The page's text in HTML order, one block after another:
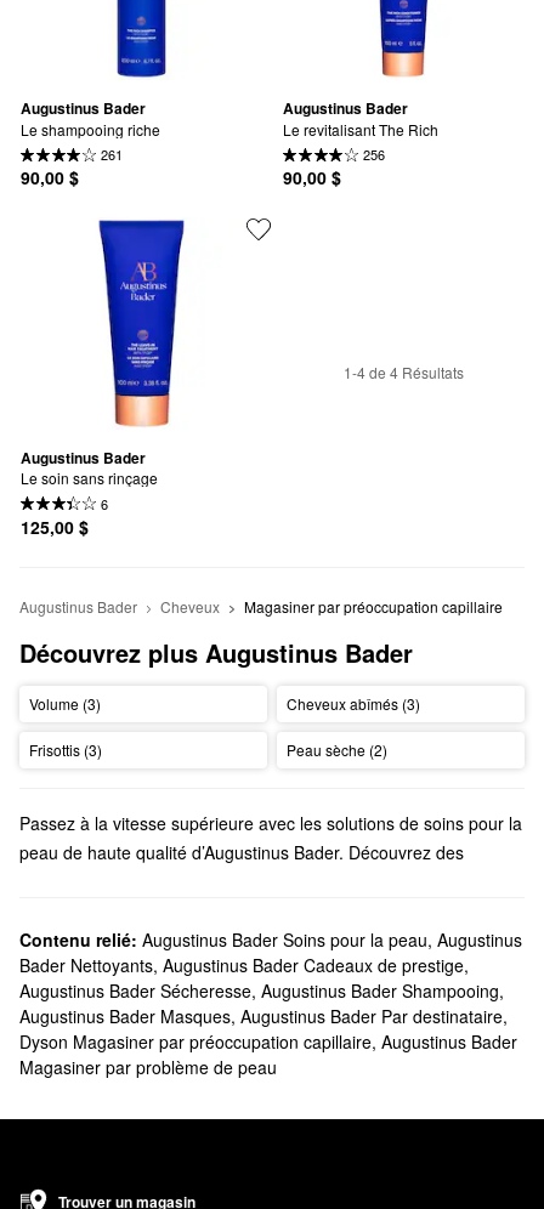
Augustinus Bader
Le shampooing riche
261
90,00 $
Augustinus Bader
Le revitalisant The Rich
256
90,00 $
Augustinus Bader
Le soin sans rinçage
6
125,00 $
1-4 de 4 Résultats
Augustinus Bader Cheveux Magasiner par préoccupation capillaire
Découvrez plus Augustinus Bader
Volume (3) Cheveux abîmés (3)
Frisottis (3) Peau sèche (2)
Passez à la vitesse supérieure avec les solutions de soins pour la
peau de haute qualité d’Augustinus Bader. Découvrez des
marque fondée par le professeur, scientifique et médecin
d’origine allemande Augustinus Bader.
Est-ce que Sephora vend les produits Augustinus Bader?
Vous trouverez une variété d’essentiels desoins pour la
peauAugustinus Bader chez Sephora. Côtéhydratants, nous
proposons des formules novatrices pour atténuer les ridules, les
rougeurs, les taches pigmentaires, la peau grasse et bien plus
Vous cherchez des produits pour les
Contenu relié: Augustinus Bader Soins pour la peau, Augustinus
Bader Nettoyants, Augustinus Bader Cadeaux de prestige,
Augustinus Bader Sécheresse, Augustinus Bader Shampooing,
Augustinus Bader Masques, Augustinus Bader Par destinataire,
Dyson Magasiner par préoccupation capillaire, Augustinus Bader
Magasiner par problème de peau
Trouver un magasin